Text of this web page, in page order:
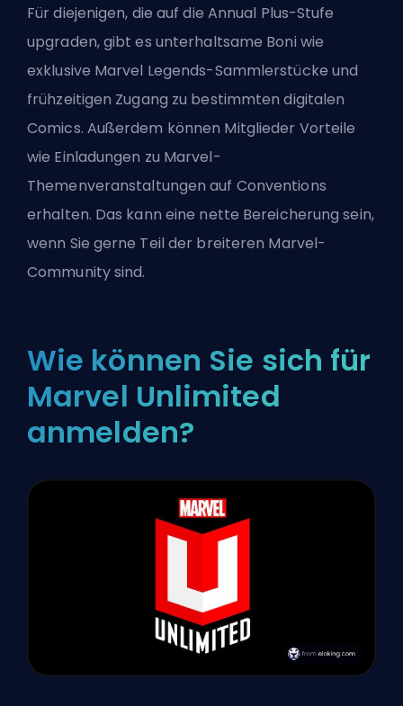
Für diejenigen, die auf die Annual Plus-Stufe
upgraden, gibt es unterhaltsame Boni wie
exklusive Marvel Legends-Sammlerstücke und
frühzeitigen Zugang zu bestimmten digitalen
Comics. Außerdem können Mitglieder Vorteile
wie Einladungen zu Marvel-
Themenveranstaltungen auf Conventions
erhalten. Das kann eine nette Bereicherung sein,
wenn Sie gerne Teil der breiteren Marvel-
Community sind.
Wie können Sie sich für
Marvel Unlimited
anmelden?